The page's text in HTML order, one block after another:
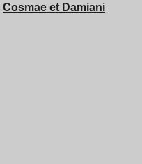
Cosmae et Damiani